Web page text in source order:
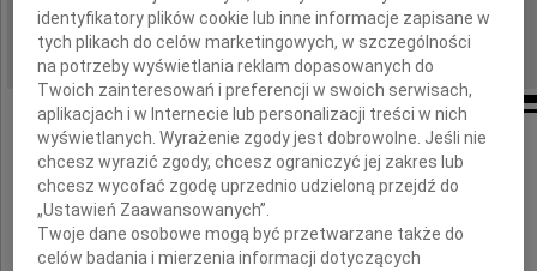
REGION: Gdańsk
DATA EMISJI: 16.04.2010
Naszej Drogiej Przyjaciółce i Koleżance
Dr Kasi Grabskiej-Badzio
identyfikatory plików cookie lub inne informacje zapisane w
tych plikach do celów marketingowych, w szczególności
na potrzeby wyświetlania reklam dopasowanych do
Twoich zainteresowań i preferencji w swoich serwisach,
aplikacjach i w Internecie lub personalizacji treści w nich
wyświetlanych. Wyrażenie zgody jest dobrowolne. Jeśli nie
chcesz wyrazić zgody, chcesz ograniczyć jej zakres lub
chcesz wycofać zgodę uprzednio udzieloną przejdź do
„Ustawień Zaawansowanych”.
Twoje dane osobowe mogą być przetwarzane także do
celów badania i mierzenia informacji dotyczących